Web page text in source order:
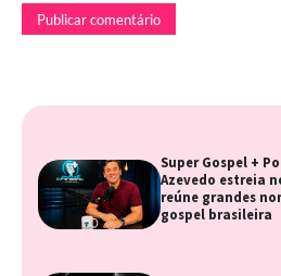
Super Gospel +
Azevedo estreia
reúne grandes
gospel brasileira